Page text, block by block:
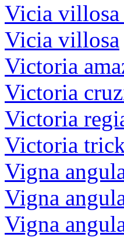
Vicia villosa
Vicia villosa
Victoria
Victoria
Victoria
Victoria
Vigna
Vigna
Vigna